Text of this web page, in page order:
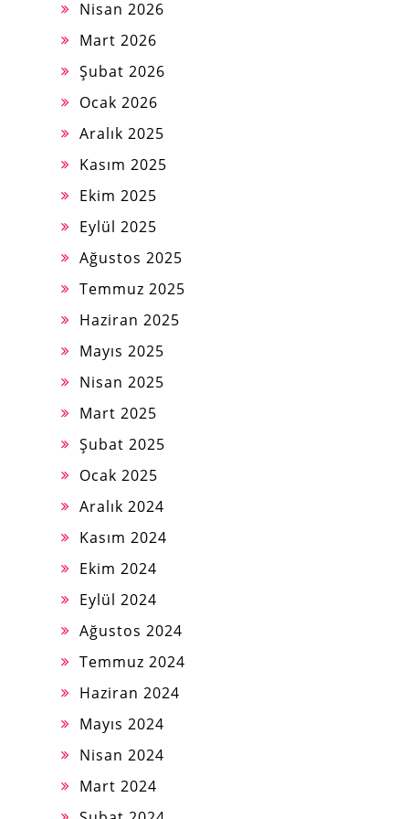
Nisan 2026
Mart 2026
Şubat 2026
Ocak 2026
Aralık 2025
Kasım 2025
Ekim 2025
Eylül 2025
Ağustos 2025
Temmuz 2025
Haziran 2025
Mayıs 2025
Nisan 2025
Mart 2025
Şubat 2025
Ocak 2025
Aralık 2024
Kasım 2024
Ekim 2024
Eylül 2024
Ağustos 2024
Temmuz 2024
Haziran 2024
Mayıs 2024
Nisan 2024
Mart 2024